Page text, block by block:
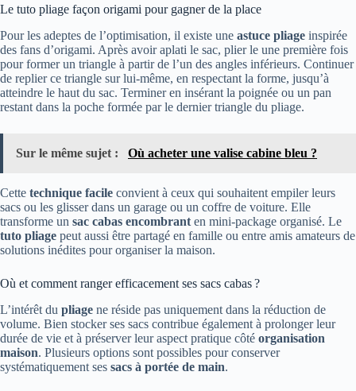
Le tuto pliage façon origami pour gagner de la place
Pour les adeptes de l’optimisation, il existe une astuce pliage inspirée
des fans d’origami. Après avoir aplati le sac, plier le une première fois
pour former un triangle à partir de l’un des angles inférieurs. Continuer
de replier ce triangle sur lui-même, en respectant la forme, jusqu’à
atteindre le haut du sac. Terminer en insérant la poignée ou un pan
restant dans la poche formée par le dernier triangle du pliage.
Sur le même sujet : Où acheter une valise cabine bleu ?
Cette technique facile convient à ceux qui souhaitent empiler leurs
sacs ou les glisser dans un garage ou un coffre de voiture. Elle
transforme un sac cabas encombrant en mini-package organisé. Le
tuto pliage peut aussi être partagé en famille ou entre amis amateurs de
solutions inédites pour organiser la maison.
Où et comment ranger efficacement ses sacs cabas ?
L’intérêt du pliage ne réside pas uniquement dans la réduction de
volume. Bien stocker ses sacs contribue également à prolonger leur
durée de vie et à préserver leur aspect pratique côté organisation
maison. Plusieurs options sont possibles pour conserver
systématiquement ses sacs à portée de main.